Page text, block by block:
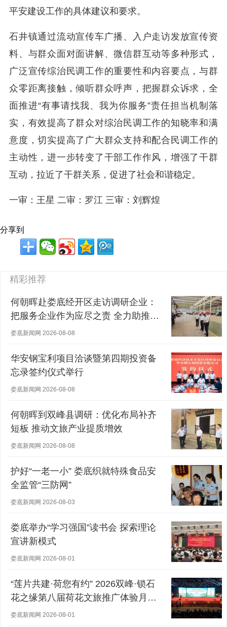
平安建设工作的具体建议和要求。
石井镇通过流动宣传车广播、入户走访发放宣传资
料、与群众面对面讲解、微信群互动等多种形式，
广泛宣传综治民调工作的重要性和内容要点，与群
众零距离接触，倾听群众呼声，把握群众诉求，全
面推进“有事请找我、我为你服务”责任担当机制落
实，有效提高了群众对综治民调工作的知晓率和满
意度，切实提高了广大群众支持和配合民调工作的
主动性，进一步转变了干部工作作风，增强了干群
互动，拉近了干群关系，促进了社会和谐稳定。
一审：王星 二审：罗江 三审：刘辉煌
分享到
精彩推荐
何朝晖赴娄底经开区走访调研企业：
把服务企业作为应尽之责 全力助推经
营主体稳健发展
娄底新闻网 2026-08-08
华安钢宝利项目洽谈暨第四期投资备
忘录签约仪式举行
娄底新闻网 2026-08-08
何朝晖到双峰县调研：优化布局补齐
短板 推动文旅产业提质增效
娄底新闻网 2026-08-08
护好“一老一小” 娄底织就特殊食品安
全监管“三防网”
娄底新闻网 2026-08-03
娄底举办“学习强国”读书会 探索理论
宣讲新模式
娄底新闻网 2026-08-01
“莲片共建·荷您有约” 2026双峰·锁石
花之缘第八届荷花文旅推广体验月盛
大开幕
娄底新闻网 2026-08-01